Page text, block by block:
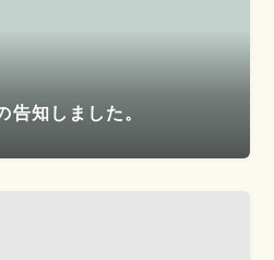
告知しました。